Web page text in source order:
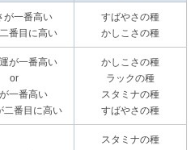
が一番高い
番目に高い
すばやさの種
かしこさの種
が一番高い
or
一番高い
二番目に高い
かしこさの種
ラックの種
スタミナの種
すばやさの種
スタミナの種